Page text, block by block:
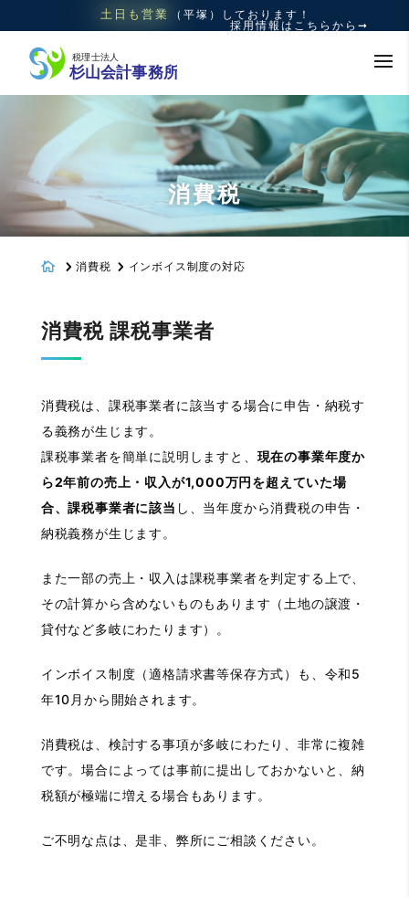
土日も 営業 （平塚）
しております！
採用情報はこちらから➞
消費税
 5消費税 5 インボイス制度の対応
消費税 課税事業者
消費税は、課税事業者に該当する場合に申告・納税す
る義務が生じます。
課税事業者を簡単に説明しますと、 現在の事業年度か
ら2年前の売上・収入が1,000万円を超えていた場
合、課税事業者に該当 し、当年度から消費税の申告・
納税義務が生じます。
また一部の売上・収入は課税事業者を判定する上で、
その計算から含めないものもあります（土地の譲渡・
貸付など多岐にわたります）。
インボイス制度（適格請求書等保存方式）も、令和5
年10月から開始されます。
消費税は、検討する事項が多岐にわたり、非常に複雑
です。場合によっては事前に提出しておかないと、納
税額が極端に増える場合もあります。
ご不明な点は、是非、弊所にご相談ください。